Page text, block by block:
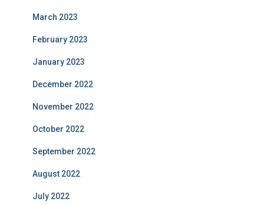
March 2023
February 2023
January 2023
December 2022
November 2022
October 2022
September 2022
August 2022
July 2022